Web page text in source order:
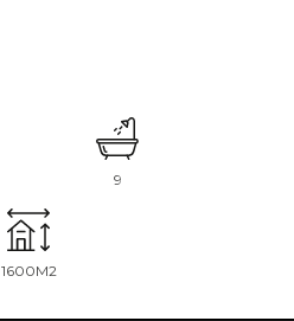
9
1600M2